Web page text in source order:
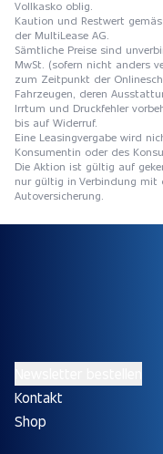
Vollkasko oblig.
Kaution und Restwert
der MultiLease AG.
Sämtliche Preise sind
MwSt. (sofern nicht anders
zum Zeitpunkt der
Fahrzeugen, deren
Irrtum und Druckfehler
bis auf Widerruf.
Eine Leasingvergabe wird
Konsumentin oder des
Die Aktion ist gültig auf
nur gültig in Verbindung mit
Autoversicherung.
Kontakt
Shop